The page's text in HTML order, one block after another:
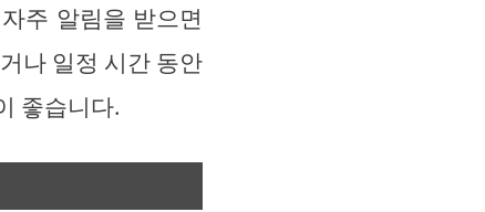
주 알림을 받으면
나 일정 시간 동안
좋습니다.